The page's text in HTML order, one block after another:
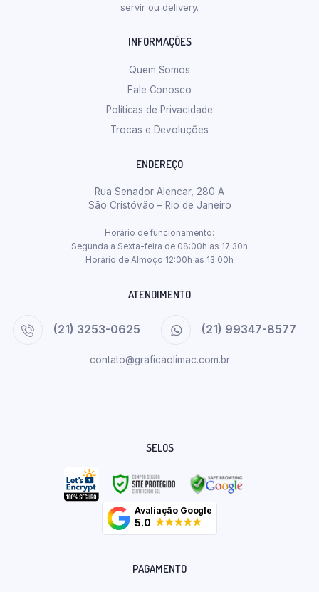
servir ou delivery.
INFORMAÇÕES
Quem Somos
Fale Conosco
Políticas de Privacidade
Trocas e Devoluções
ENDEREÇO
Rua Senador Alencar, 280 A
São Cristóvão – Rio de Janeiro
Horário de funcionamento:
Segunda a Sexta-feira de 08:00h as 17:30h
Horário de Almoço 12:00h as 13:00h
ATENDIMENTO
(21) 3253-0625 (21) 99347-8577
contato@graficaolimac.com.br
SELOS
Avaliação Google
5.0
PAGAMENTO